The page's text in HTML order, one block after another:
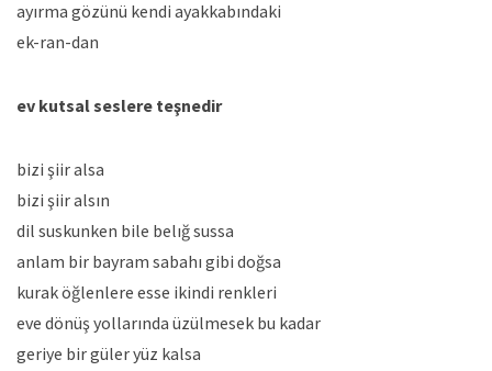
ayırma gözünü kendi ayakkabındaki
ek-ran-dan
ev kutsal seslere teşnedir
bizi şiir alsa
bizi şiir alsın
dil suskunken bile belığ sussa
anlam bir bayram sabahı gibi doğsa
kurak öğlenlere esse ikindi renkleri
eve dönüş yollarında üzülmesek bu kadar
geriye bir güler yüz kalsa